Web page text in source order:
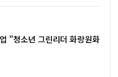
"청소년 그린리더 화랑원화